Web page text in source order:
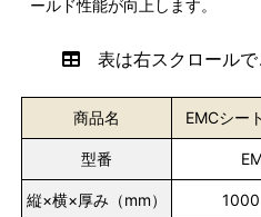
ールド性能が向上します。
表は右スクロールで
商品名 EMCシー
型番
縦×横×厚み（mm）